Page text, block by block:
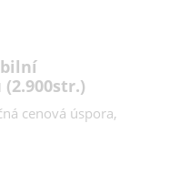
cenová úspora,